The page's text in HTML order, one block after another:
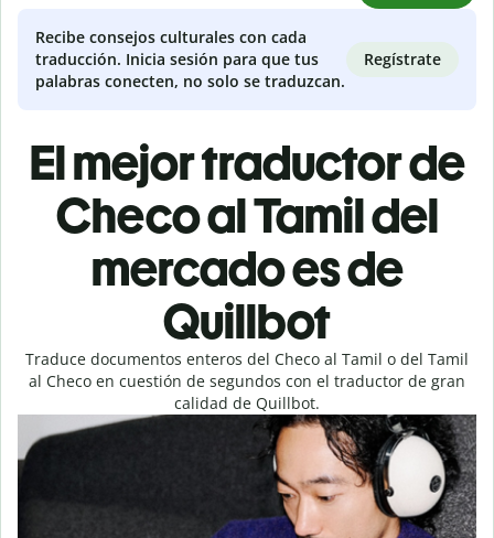
Recibe consejos culturales con cada
traducción. Inicia sesión para que tus
palabras conecten, no solo se traduzcan.
Regístrate
El mejor traductor de
Checo al Tamil del
mercado es de
Quillbot
Traduce documentos enteros del Checo al Tamil o del Tamil
al Checo en cuestión de segundos con el traductor de gran
calidad de Quillbot.